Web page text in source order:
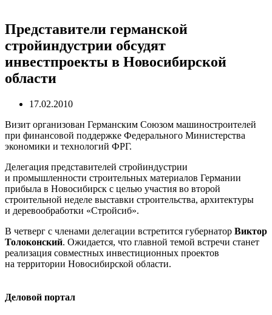
Представители германской
стройиндустрии обсудят
инвестпроекты в Новосибирской
области
17.02.2010
Визит организован Германским Союзом машиностроителей
при финансовой поддержке Федерального Министерства
экономики и технологий ФРГ.
Делегация представителей стройиндустрии
и промышленности строительных материалов Германии
прибыла в Новосибирск с целью участия во второй
строительной неделе выставки строительства, архитектуры
и деревообработки «Стройсиб».
В четверг с членами делегации встретится губернатор Виктор
Толоконский. Ожидается, что главной темой встречи станет
реализация совместных инвестиционных проектов
на территории Новосибирской области.
Деловой портал